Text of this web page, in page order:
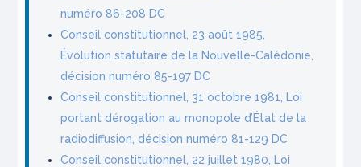
numéro 86-208 DC
Conseil constitutionnel, 23 août 1985,
Évolution statutaire de la Nouvelle-Calédonie,
décision numéro 85-197 DC
Conseil constitutionnel, 31 octobre 1981, Loi
portant dérogation au monopole d’État de la
radiodiffusion, décision numéro 81-129 DC
Conseil constitutionnel, 22 juillet 1980, Loi